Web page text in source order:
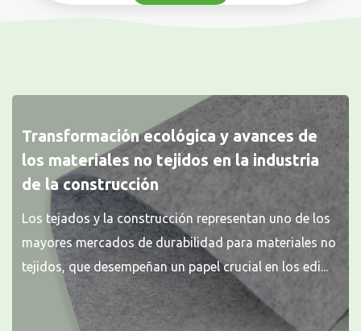
Transformación ecológica y avances de
los materiales no tejidos en la industria
de la construcción
Los tejados y la construcción representan uno de los
mayores mercados de durabilidad para materiales no
tejidos, que desempeñan un papel crucial en los edi...